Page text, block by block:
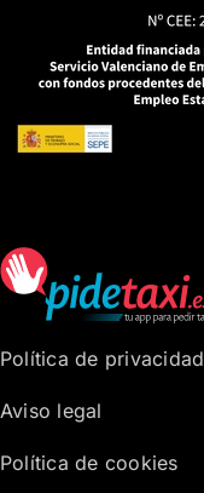
Política de privacidad
Aviso legal
Política de cookies